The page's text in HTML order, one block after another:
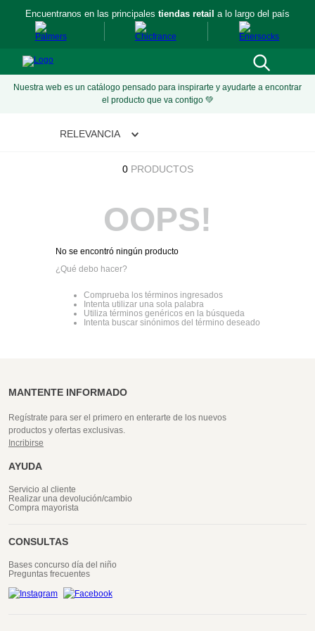
Encuentranos en las principales tiendas retail a lo largo del país
Nuestra web es un catálogo pensado para inspirarte y ayudarte a encontrar
el producto que va contigo 💚
RELEVANCIA
0 PRODUCTOS
OOPS!
No se encontró ningún producto
¿Qué debo hacer?
Comprueba los términos ingresados
Intenta utilizar una sola palabra
Utiliza términos genéricos en la búsqueda
Intenta buscar sinónimos del término deseado
MANTENTE INFORMADO
Regístrate para ser el primero en enterarte de los nuevos
productos y ofertas exclusivas.
Incribirse
AYUDA
Servicio al cliente
Realizar una devolución/cambio
Compra mayorista
CONSULTAS
Bases concurso día del niño
Preguntas frecuentes